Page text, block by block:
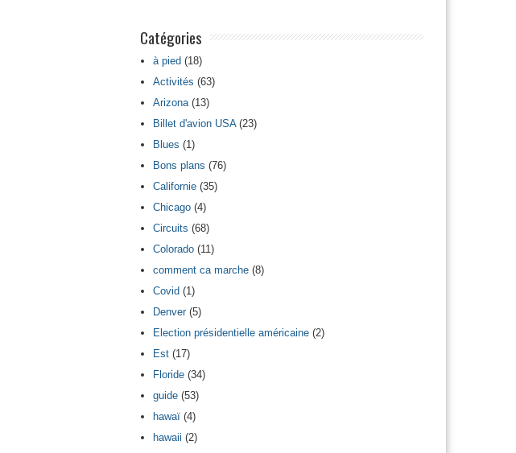
Catégories
à pied (18)
Activités (63)
Arizona(13)
Billet d'avion USA(23)
Blues (1)
Bons plans (76)
Californie (35)
Chicago (4)
Circuits (68)
Colorado (11)
comment ca marche (8)
Covid (1)
Denver(5)
Election présidentielle américaine (2)
Est (17)
Floride (34)
guide (53)
hawaï (4)
hawaii (2)